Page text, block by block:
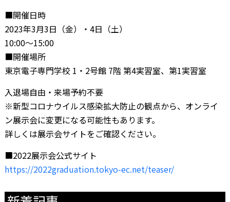
■開催日時
2023年3月3日（金）・4日（土）
10:00〜15:00
■開催場所
東京電子専門学校 1・2号館 7階 第4実習室、第1実習室
入退場自由・来場予約不要
※新型コロナウイルス感染拡大防止の観点から、オンライ
ン展示会に変更になる可能性もあります。
詳しくは展示会サイトをご確認ください。
■2022展示会公式サイト
https://2022graduation.tokyo-ec.net/teaser/